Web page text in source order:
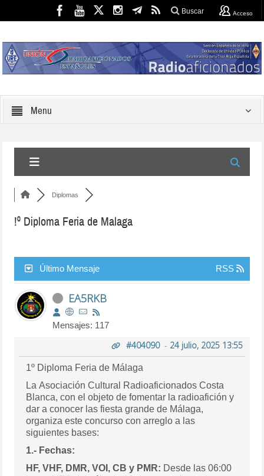
Buscar Acceso
Menu
Diplomas
!º Diploma Feria de Malaga
Último Mensaje RSS
EA5RKB
Mensajes: 117
#404090- 24 julio, 2025 13:55
1º Diploma Feria de Málaga
La Asociación Cultural Radioaficionados Costa
Blanca, con el objeto de fomentar la radioafición y
dar a conocer las fiesta grande de Málaga,
organiza este concurso con arreglo a las
siguientes bases:
1.- Fechas:
HF, VHF, DMR, VOI, CB y PMR: Desde las 06:00